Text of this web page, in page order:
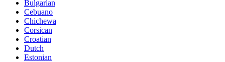
Bulgarian
Cebuano
Chichewa
Corsican
Croatian
Dutch
Estonian